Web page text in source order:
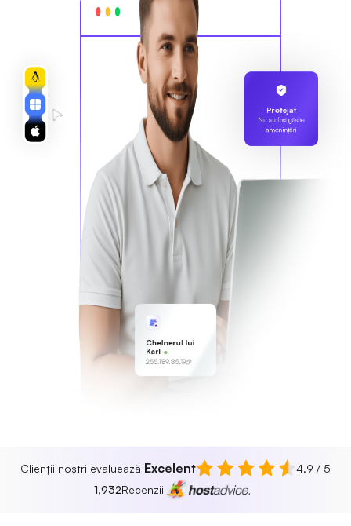
Protejat
Nu au fost găsite
amenințări
Chelnerul lui
Karl
255.189.85.19
Clienții noștri evaluează Excelent
4.9 / 5
1,932Recenzii